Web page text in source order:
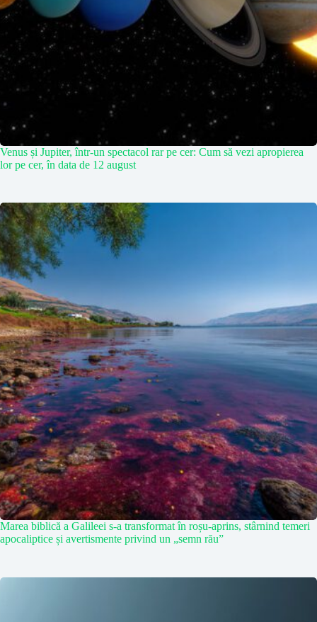
Venus și Jupiter, într-un spectacol rar pe cer: Cum să vezi apropierea
lor pe cer, în data de 12 august
Marea biblică a Galileei s-a transformat în roșu-aprins, stârnind temeri
apocaliptice și avertismente privind un „semn rău”